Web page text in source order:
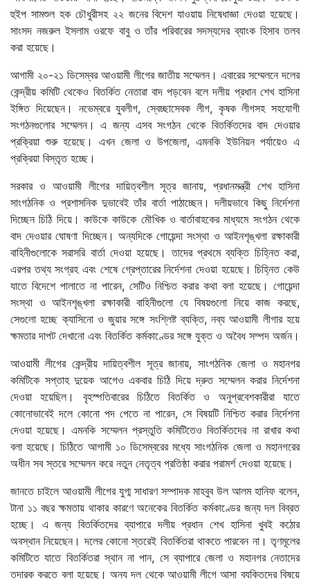
হুইপ সামশুল হক চৌধুরীসহ ২২ জনের বিদেশ যাওয়ায় নিষেধাজ্ঞা দেওয়া হয়েছে।
সাংসদ নজরুল ইসলাম ওরফে বাবু ও তাঁর পরিবারের সদস্যদের ব্যাংক হিসাব তলব
করা হয়েছে।
আগামী ২০-২১ ডিসেম্বর আওয়ামী লীগের জাতীয় সম্মেলন। এবারের সম্মেলনে দলের
কেন্দ্রীয় কমিটি থেকেও বিতর্কিত নেতারা বাদ পড়বেন বলে দলীয় প্রধান শেখ হাসিনা
ইঙ্গিত দিয়েছেন। নভেম্বরে যুবলীগ, স্বেচ্ছাসেবক লীগ, কৃষক লীগসহ সহযোগী
সংগঠনগুলোর সম্মেলন। এ জন্য এসব সংগঠন থেকে বিতর্কিতদের বাদ দেওয়ার
প্রক্রিয়া শুরু হয়েছে। এখন জেলা ও উপজেলা, এমনকি ইউনিয়ন পর্যায়েও এ
প্রক্রিয়া বিস্তৃত হচ্ছে।
সরকার ও আওয়ামী লীগের দায়িত্বশীল সূত্র জানায়, প্রধানমন্ত্রী শেখ হাসিনা
সাংগঠনিক ও প্রশাসনিক দুভাবেই তাঁর বার্তা পাঠাচ্ছেন। দলীয়ভাবে কিছু নির্দেশনা
দিচ্ছেন চিঠি দিয়ে। কাউকে কাউকে মৌখিক ও বার্তাবাহকের মাধ্যমে সংগঠন থেকে
বাদ দেওয়ার ঘোষণা দিচ্ছেন। অন্যদিকে গোয়েন্দা সংস্থা ও আইনশৃঙ্খলা রক্ষাকারী
বাহিনীগুলোকে সরাসরি বার্তা দেওয়া হয়েছে। তাদের প্রথমে ব্যক্তি চিহ্নিত করা,
এরপর তথ্য সংগ্রহ এবং শেষে গ্রেপ্তারের নির্দেশনা দেওয়া হয়েছে। চিহ্নিত কেউ
যাতে বিদেশে পালাতে না পারেন, সেটিও নিশ্চিত করার কথা বলা হয়েছে। গোয়েন্দা
সংস্থা ও আইনশৃঙ্খলা রক্ষাকারী বাহিনীগুলো যে বিষয়গুলো নিয়ে কাজ করছে,
সেগুলো হচ্ছে ক্যাসিনো ও জুয়ার সঙ্গে সংশ্লিষ্ট ব্যক্তি, নব্য আওয়ামী লীগার হয়ে
ক্ষমতার দাপট দেখানো এবং বিতর্কিত কর্মকাণ্ডের সঙ্গে যুক্ত ও অবৈধ সম্পদ অর্জন।
আওয়ামী লীগের কেন্দ্রীয় দায়িত্বশীল সূত্র জানায়, সাংগঠনিক জেলা ও মহানগর
কমিটিকে সপ্তাহ দুয়েক আগেও একবার চিঠি দিয়ে দ্রুত সম্মেলন করার নির্দেশনা
দেওয়া হয়েছিল। বৃহস্পতিবারের চিঠিতে বিতর্কিত ও অনুপ্রবেশকারীরা যাতে
কোনোভাবেই দলে কোনো পদ পেতে না পারেন, সে বিষয়টি নিশ্চিত করার নির্দেশনা
দেওয়া হয়েছে। এমনকি সম্মেলন প্রস্তুতি কমিটিতেও বিতর্কিতদের না রাখার কথা
বলা হয়েছে। চিঠিতে আগামী ১০ ডিসেম্বরের মধ্যে সাংগঠনিক জেলা ও মহানগরের
অধীন সব স্তরে সম্মেলন করে নতুন নেতৃত্ব প্রতিষ্ঠা করার পরামর্শ দেওয়া হয়েছে।
জানতে চাইলে আওয়ামী লীগের যুগ্ম সাধারণ সম্পাদক মাহবুব উল আলম হানিফ বলেন,
টানা ১১ বছর ক্ষমতায় থাকার কারণে অনেকের বিতর্কিত কর্মকাণ্ডের জন্য দল বিব্রত
হচ্ছে। এ জন্য বিতর্কিতদের ব্যাপারে দলীয় প্রধান শেখ হাসিনা খুবই কঠোর
অবস্থান নিয়েছেন। দলের কোনো স্তরেই বিতর্কিতরা থাকতে পারবেন না। তৃণমূলের
কমিটিতে যাতে বিতর্কিতরা স্থান না পান, সে ব্যাপারে জেলা ও মহানগর নেতাদের
তদারক করতে বলা হয়েছে। অন্য দল থেকে আওয়ামী লীগে আসা ব্যক্তিদের বিষয়ে